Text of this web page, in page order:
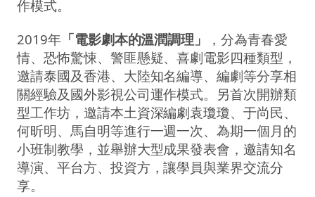
作模式。
2019年「電影劇本的溫潤調理」
，分為青春愛
情、恐怖驚悚、警匪懸疑、喜劇電影四種類型，
邀請泰國及香港、大陸知名編導、編劇等分享相
關經驗及國外影視公司運作模式。另首次開辦類
型工作坊，邀請本⼟資深編劇袁瓊瓊、于尚民、
何昕明、馬自明等進行一週一次、為期一個月的
小班制教學，並舉辦大型成果發表會，邀請知名
導演、平台方、投資方，讓學員與業界交流分
享。